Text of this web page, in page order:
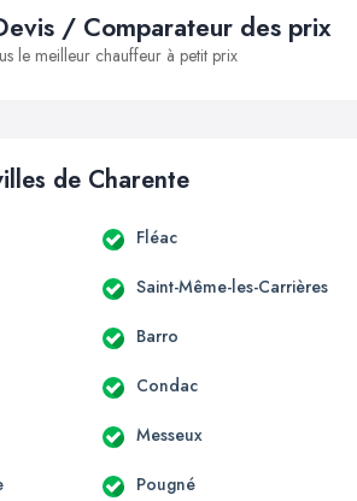
/ Comparateur des prix
le meilleur chauffeur à petit prix
de Charente
Fléac
Saint-Même-les-Carrières
Barro
Condac
Messeux
Pougné